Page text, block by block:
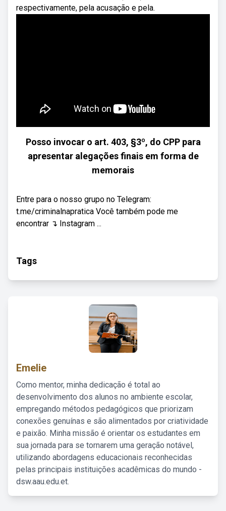
respectivamente, pela acusação e pela.
Posso invocar o art. 403, §3º, do CPP para
apresentar alegações finais em forma de
memorais
Entre para o nosso grupo no Telegram:
t.me/criminalnapratica Você também pode me
encontrar ↴ Instagram ...
Tags
Emelie
Como mentor, minha dedicação é total ao
desenvolvimento dos alunos no ambiente escolar,
empregando métodos pedagógicos que priorizam
conexões genuínas e são alimentados por criatividade
e paixão. Minha missão é orientar os estudantes em
sua jornada para se tornarem uma geração notável,
utilizando abordagens educacionais reconhecidas
pelas principais instituições acadêmicas do mundo -
dsw.aau.edu.et.